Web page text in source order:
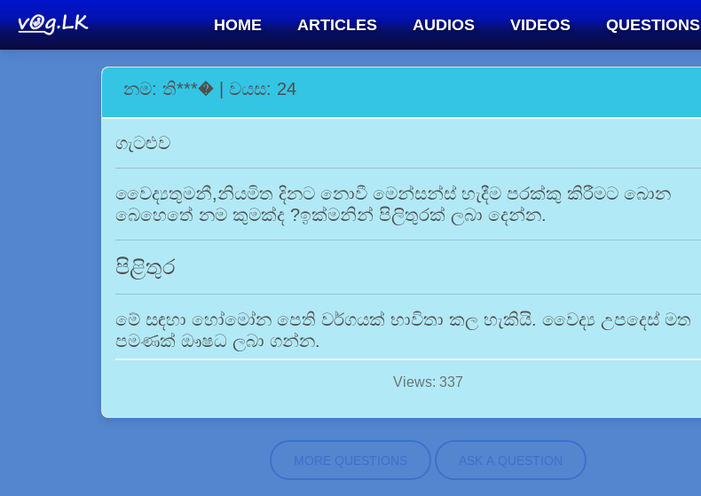
HOME ARTICLES AUDIOS VIDEOS QUESTIONS
නම: ති***� | වයස: 24
ගැටළුව
වෛද්‍යතුමනී,නියමිත දිනට නොවී මෙන්සන්ස් හැදීම පරක්කු කිරීමට බොන
බෙහෙතේ නම කුමක්ද ?ඉක්මනින් පිලිතුරක් ලබා දෙන්න.
පිළිතුර
මේ සඳහා හෝමෝන පෙති වර්ගයක් භාවිතා කල හැකියි. වෛද්‍ය උපදෙස් මත
පමණක් ඖෂධ ලබා ගන්න.
Views: 337
MORE QUESTIONS ASK A QUESTION